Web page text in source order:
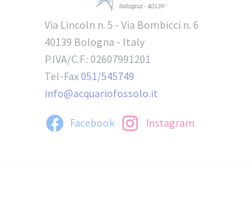
Via Lincoln n. 5 - Via Bombicci n. 6
40139 Bologna - Italy
P.IVA/C.F.: 02607991201
Tel-Fax051/545749
info@acquariofossolo.it
Facebook Instagram